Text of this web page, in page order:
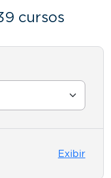
cursos
Exibir